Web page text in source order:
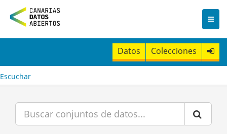
n
t
Datos Colecciones
Escuchar